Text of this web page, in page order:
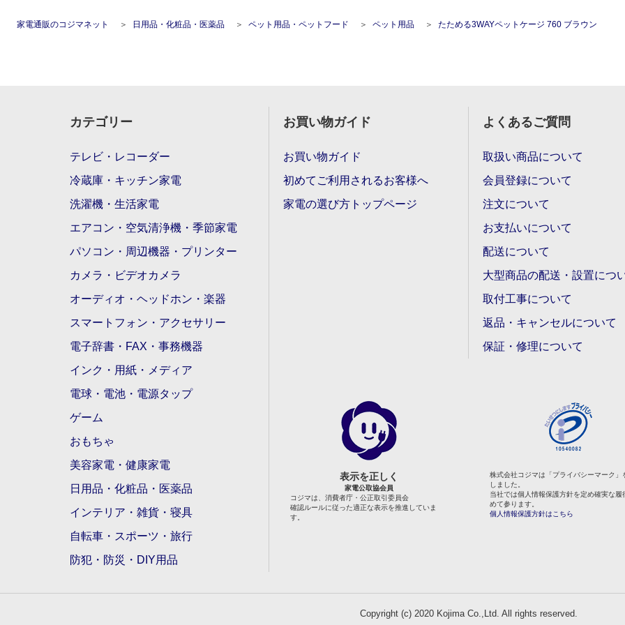
家電通販のコジマネット 日用品・化粧品・医薬品 ペット用品・ペットフード ペット用品 たためる3WAYペットケージ 760 ブラウン
カテゴリー
テレビ・レコーダー
冷蔵庫・キッチン家電
洗濯機・生活家電
エアコン・空気清浄機・季節家電
パソコン・周辺機器・プリンター
カメラ・ビデオカメラ
オーディオ・ヘッドホン・楽器
スマートフォン・アクセサリー
電子辞書・FAX・事務機器
インク・用紙・メディア
電球・電池・電源タップ
ゲーム
おもちゃ
美容家電・健康家電
日用品・化粧品・医薬品
インテリア・雑貨・寝具
自転車・スポーツ・旅行
防犯・防災・DIY用品
お買い物ガイド
お買い物ガイド
初めてご利用されるお客様へ
家電の選び方トップページ
よくあるご質問
取扱い商品について
会員登録について
注文について
お支払いについて
配送について
大型商品の配送・設置につ
取付工事について
返品・キャンセルについて
保証・修理について
表示を正しく
家電公取協会員
コジマは、消費者庁・公正取引委員会
確認ルールに従った適正な表示を推進していま
す。
株式会社コジマは「プライバシーマーク」
しました。
当社では個人情報保護方針を定め確実な履
めて参ります。
個人情報保護方針はこちら
Copyright (c) 2020 Kojima Co.,Ltd. All rights reserved.